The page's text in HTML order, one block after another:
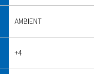
AMBIENT
+4